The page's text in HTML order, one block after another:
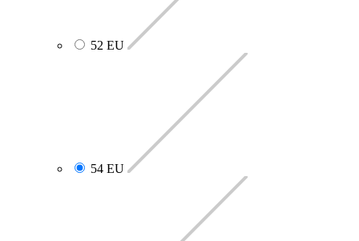
52 EU
54 EU